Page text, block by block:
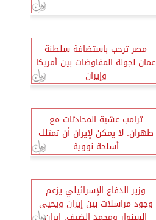
مصر ترحب باستضافة سلطنة
عمان لجولة المفاوضات بين أمريكا
وإيران
ترامب عشية المحادثات مع
طهران: لا يمكن لإيران أن تمتلك
أسلحة نووية
وزير الدفاع الإسرائيلي يزعم
وجود مراسلات بين إيران ويحيى